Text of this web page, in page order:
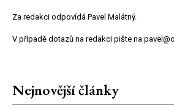
Za redakci odpovídá Pavel Malátný.
V případě dotazů na redakci pište na
Nejnovější články